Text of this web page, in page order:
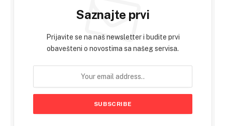
Saznajte prvi
Prijavite se na naš newsletter i budite prvi
obavešteni o novostima sa našeg servisa.